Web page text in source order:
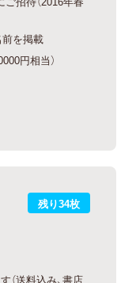
を掲載
円相当）
残り34枚
（送料込み、書店